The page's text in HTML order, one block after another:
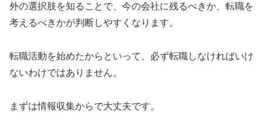
外の選択肢を知ることで、今の会社に残るべきか、転職を
考えるべきかが判断しやすくなります。
転職活動を始めたからといって、必ず転職しなければいけ
ないわけではありません。
まずは情報収集からで大丈夫です。